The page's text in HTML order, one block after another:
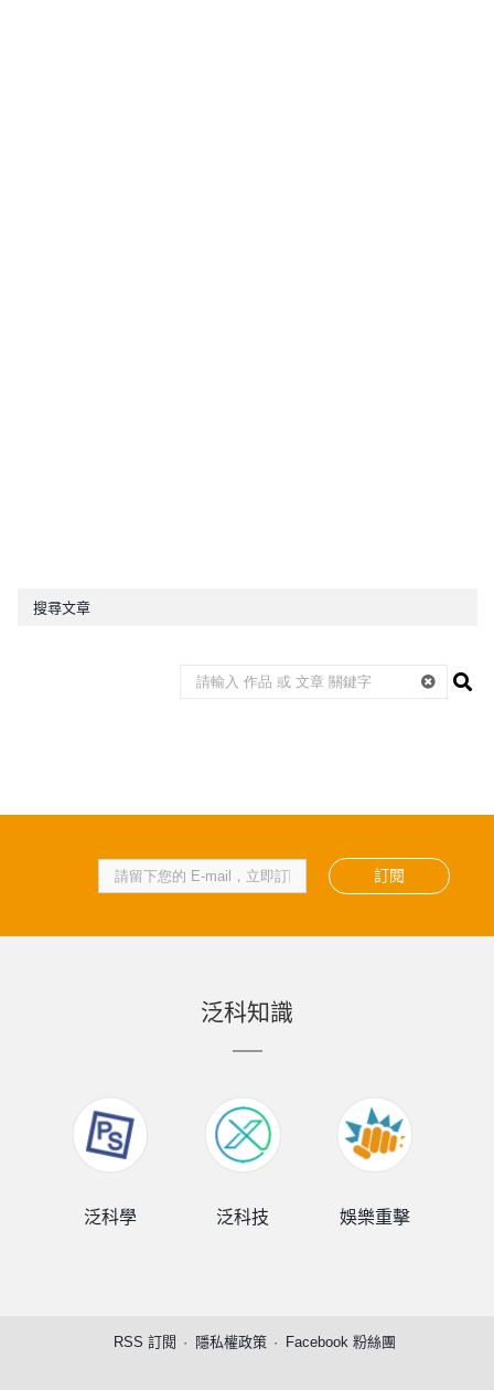
搜尋文章
訂閱
泛科知識
泛科學 泛科技 娛樂重擊
RSS 訂閱 隱私權政策 Facebook 粉絲團